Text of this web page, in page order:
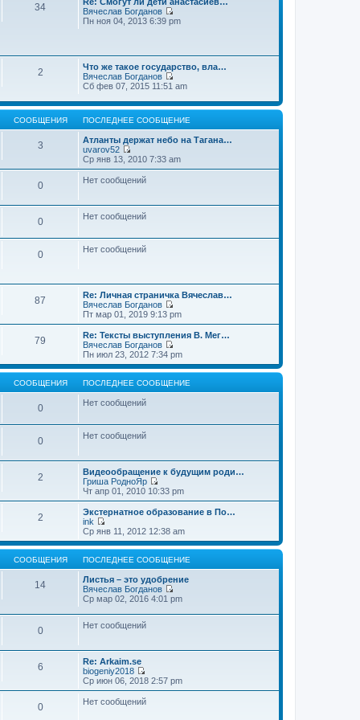
е
н
и
о
о
б
н
и
ю
с
л
е
м
у
с
о
б
щ
е
н
и
ю
и
п
д
е
м
у
с
о
о
щ
е
34
Вячеслав Богданов
П
й
т
к
о
с
л
д
е
м
е
Пн ноя 04, 2013 6:39 pm
2
Что же такое государство, вла…
Вячеслав Богданов
П
р
е
й
т
и
п
о
д
м
б
щ
н
и
ю
Сб фев 07, 2015 11:51 am
СООБЩЕНИЯ ПОСЛЕДНЕЕ СООБЩЕНИЕ
3
Атланты держат небо на Тагана…
uvarov52
П
е
р
е
т
и
с
д
н
е
м
о
о
б
щ
е
н
ю
Ср янв 13, 2010 7:33 am
0 Нет сообщений
0 Нет сообщений
0 Нет сообщений
87
Re: Личная страничка Вячеслав…
Вячеслав Богданов
П
е
р
е
й
т
и
к
е
м
у
о
о
б
е
н
ю
Пт мар 01, 2019 9:13 pm
79
Re: Тексты выступления В. Мег…
Вячеслав Богданов
П
е
р
е
й
л
е
д
н
е
у
о
о
б
щ
н
ю
Пн июл 23, 2012 7:34 pm
СООБЩЕНИЯ ПОСЛЕДНЕЕ СООБЩЕНИЕ
0 Нет сообщений
0 Нет сообщений
2
Видеообращение к будущим роди…
Гриша РодноЯр
П
е
р
е
й
т
и
к
о
с
л
е
д
у
о
б
Чт апр 01, 2010 10:33 pm
2
Экстернатное образование в По…
ink
П
е
р
е
й
т
и
к
п
о
с
д
н
е
м
у
с
Ср янв 11, 2012 12:38 am
СООБЩЕНИЯ ПОСЛЕДНЕЕ СООБЩЕНИЕ
14
Листья – это удобрение
Вячеслав Богданов
П
р
и
о
с
Ср мар 02, 2016 4:01 pm
0 Нет сообщений
6
Re: Arkaim.se
biogeniy2018
П
е
р
е
Ср июн 06, 2018 2:57 pm
0 Нет сообщений